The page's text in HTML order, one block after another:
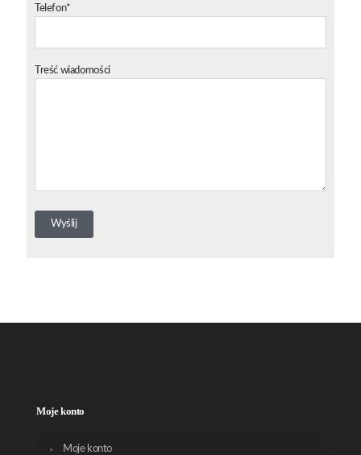
Telefon*
Treść wiadomości
Moje konto
Moje konto